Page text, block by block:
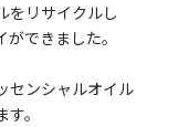
をリサイクルし
できました。
センシャルオイル
。